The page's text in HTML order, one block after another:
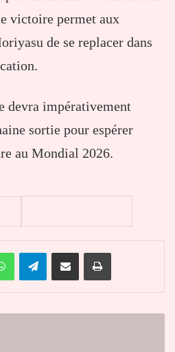
victoire permet aux
de se replacer dans
devra impérativement
sortie pour espérer
au Mondial 2026.
WhatsAppTelegramPartager par email Imprimer